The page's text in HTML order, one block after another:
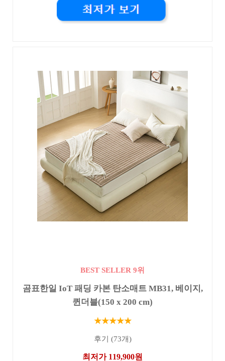
BEST SELLER 9위
곰표한일 IoT 패딩 카본 탄소매트 MB31, 베이지,
퀸더블(150 x 200 cm)
★★★★★
후기 (73개)
최저가 119,900원